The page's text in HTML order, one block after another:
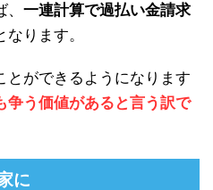
一連計算で過払い金請求
なります。
とができるようになります
争う価値があると言う訳で
に